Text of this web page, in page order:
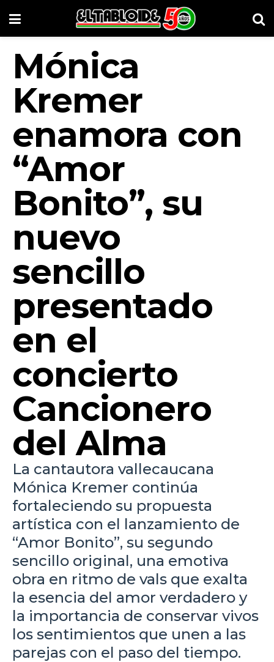
Mónica
Kremer
enamora con
“Amor
Bonito”, su
nuevo
sencillo
presentado
en el
concierto
Cancionero
del Alma
La cantautora vallecaucana
Mónica Kremer continúa
fortaleciendo su propuesta
artística con el lanzamiento de
“Amor Bonito”, su segundo
sencillo original, una emotiva
obra en ritmo de vals que exalta
la esencia del amor verdadero y
la importancia de conservar vivos
los sentimientos que unen a las
parejas con el paso del tiempo.